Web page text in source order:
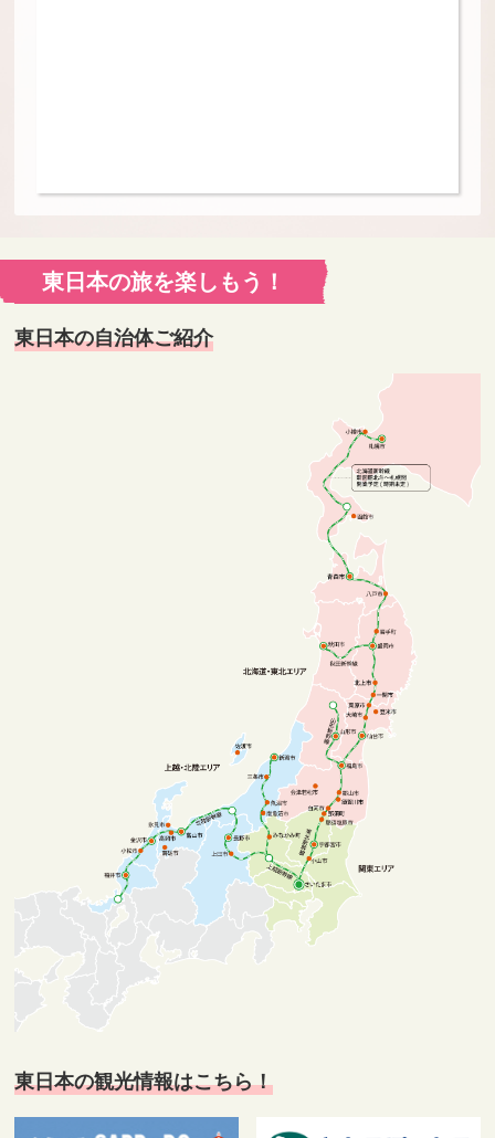
東日本の旅を楽しもう！
東日本の自治体ご紹介
東日本の観光情報はこちら！